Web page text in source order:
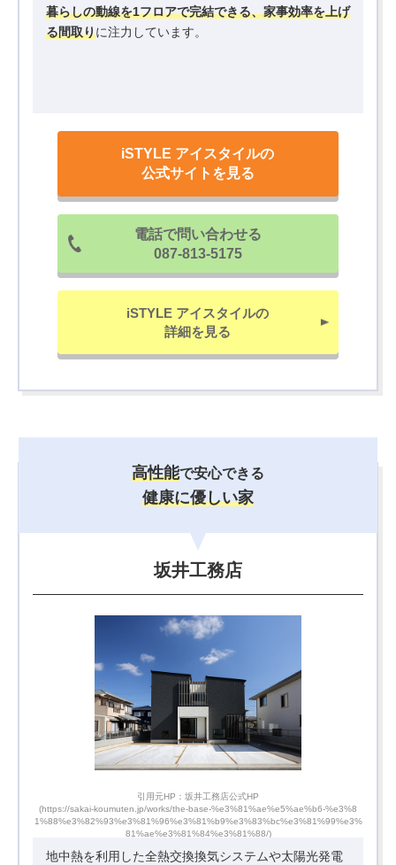
暮らしの動線を1フロアで完結できる、家事効率を上げ
る間取りに注力しています。
iSTYLE アイスタイルの
公式サイトを見る
電話で問い合わせる
087-813-5175
iSTYLE アイスタイルの
詳細を見る
高性能で安心できる
健康に優しい家
坂井工務店
引用元HP：坂井工務店公式HP
(https://sakai-koumuten.jp/works/the-base-%e3%81%ae%e5%ae%b6-%e3%8
1%88%e3%82%93%e3%81%96%e3%81%b9%e3%83%bc%e3%81%99%e3%
81%ae%e3%81%84%e3%81%88/)
地中熱を利用した全熱交換換気システムや太陽光発電